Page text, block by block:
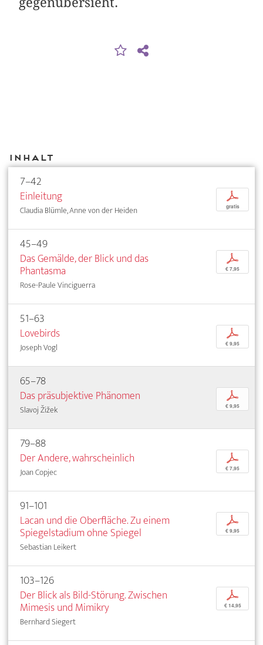
Inhalt
7–42
Einleitung
Claudia Blümle, Anne von der Heiden
p
gratis
45–49
Das Gemälde, der Blick und das
Phantasma
Rose-Paule Vinciguerra
p
€ 7,95
51–63
Lovebirds
Joseph Vogl
p
€ 9,95
65–78
Das präsubjektive Phänomen
Slavoj Žižek
p
€ 9,95
79–88
Der Andere, wahrscheinlich
Joan Copjec
p
€ 7,95
91–101
Lacan und die Oberfläche. Zu einem
Spiegelstadium ohne Spiegel
Sebastian Leikert
p
€ 9,95
103–126
Der Blick als Bild-Störung. Zwischen
Mimesis und Mimikry
Bernhard Siegert
p
€ 14,95